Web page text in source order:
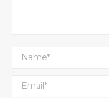
Name *
Email *